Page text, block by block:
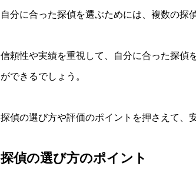
自分に合った探偵を選ぶためには、複数の探
信頼性や実績を重視して、自分に合った探偵
ができるでしょう。
探偵の選び方や評価のポイントを押さえて、
探偵の選び方のポイント